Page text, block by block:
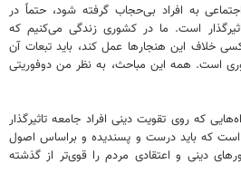
به افراد بی‌حجاب گرفته شود، حتماً در
است. ما در کشوری زندگی می‌کنیم که
خلاف این هنجارها عمل کند، باید تبعات آن
است. همه این مباحث، به نظر من دوفوریتی
که روی تقویت دینی افراد جامعه تاثیرگذار
که باید درست و پسندیده و براساس اصول
دینی و اعتقادی مردم را قوی‌تر از گذشته